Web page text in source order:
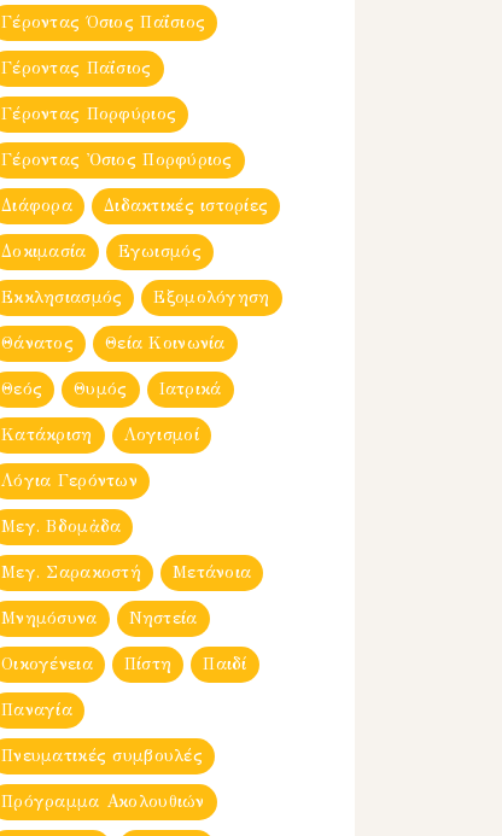
Γέροντας Όσιος Παΐσιος
Γέροντας Παΐσιος
Γέροντας Πορφύριος
Γέροντας Ὀσιος Πορφύριος
Διάφορα Διδακτικές ιστορίες
Δοκιμασία Εγωισμός
Εκκλησιασμός Εξομολόγηση
Θάνατος Θεία Κοινωνία
Θεός Θυμός Ιατρικά
Κατάκριση Λογισμοί
Λόγια Γερόντων
Μεγ. Βδομἀδα
Μεγ. Σαρακοστή Μετάνοια
Μνημόσυνα Νηστεία
Οικογένεια Πίστη Παιδί
Παναγία
Πνευματικές συμβουλές
Πρόγραμμα Ακολουθιών